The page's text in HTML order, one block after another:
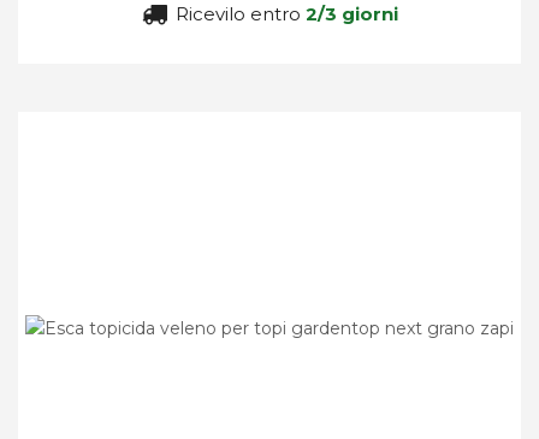
Ricevilo entro 2/3 giorni